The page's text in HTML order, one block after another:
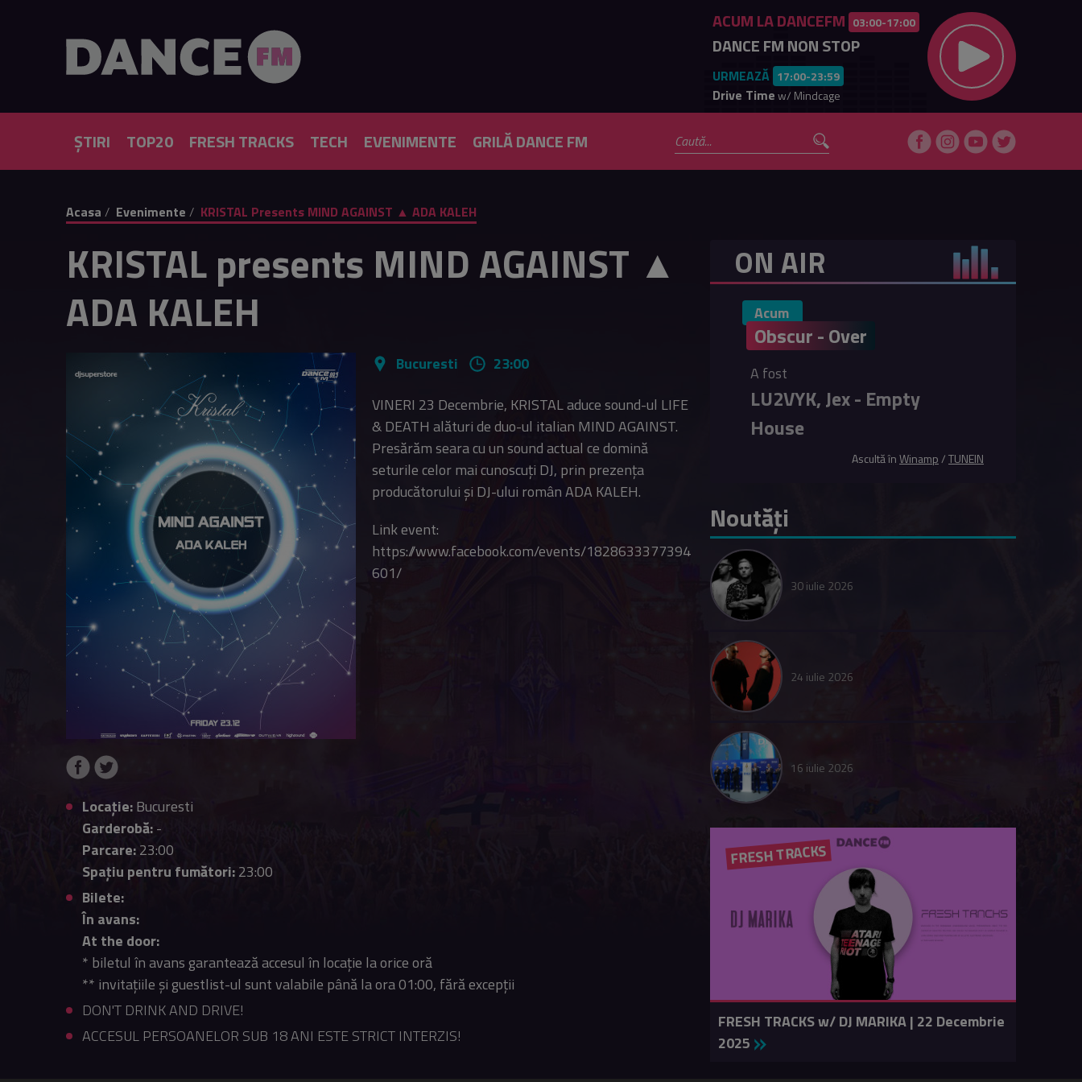
ACUM LA DANCEFM 03:00-17:00
DANCE FM NON STOP
URMEAZĂ 17:00-23:59
Drive Timew/ Mindcage
ȘTIRI TOP20 FRESH TRACKS TECH EVENIMENTE GRILĂ DANCE FM
Acasa Evenimente KRISTAL Presents MIND AGAINST ▲ ADA KALEH
KRISTAL presents MIND AGAINST ▲
ADA KALEH
Bucuresti
23:00
VINERI 23 Decembrie, KRISTAL aduce sound-ul LIFE
& DEATH alături de duo-ul italian MIND AGAINST.
Presărăm seara cu un sound actual ce domină
seturile celor mai cunoscuți DJ, prin prezența
producătorului și DJ-ului român ADA KALEH.
Link event:
https://www.facebook.com/events/1828633377394
601/
Locație:Bucuresti
Garderobă:-
Parcare:23:00
Spațiu pentru fumători:23:00
Bilete:
În avans:
At the door:
* biletul în avans garantează accesul în locație la orice oră
** invitațiile și guestlist-ul sunt valabile până la ora 01:00, fără excepții
DON'T DRINK AND DRIVE!
ACCESUL PERSOANELOR SUB 18 ANI ESTE STRICT INTERZIS!
ON AIR
Acum
Obscur - Over
A fost
LU2VYK, Jex - Empty
House
Ascultă înWinamp/TUNEIN
Noutăți
30 iulie 2026
24 iulie 2026
16 iulie 2026
FRESH TRACKS
FRESH TRACKS w/ DJ MARIKA | 22 Decembrie
2025